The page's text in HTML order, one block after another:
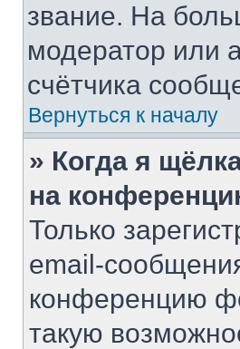
звание. На
модератор или
счётчика
Вернуться к началу
» Когда я
на
Только
email-
конференцию
такую